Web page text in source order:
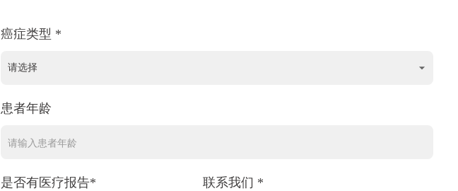
癌症类型 *
患者年龄
是否有医疗报告* 联系我们 *